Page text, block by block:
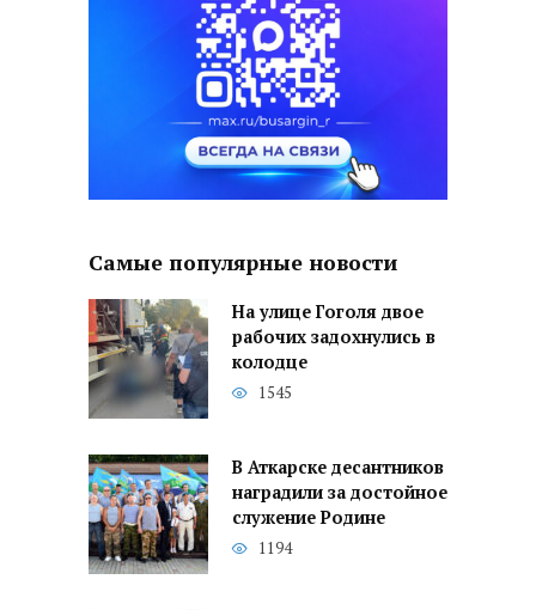
Самые популярные новости
На улице Гоголя двое
рабочих задохнулись в
колодце
1545
В Аткарске десантников
наградили за достойное
служение Родине
1194